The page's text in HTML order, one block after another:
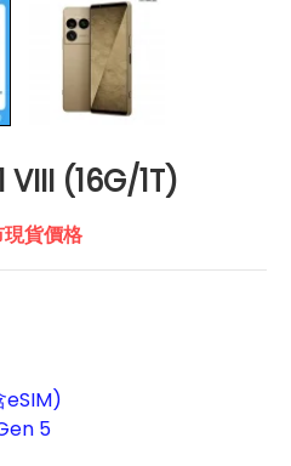
(16G/1T)
貨價格
5